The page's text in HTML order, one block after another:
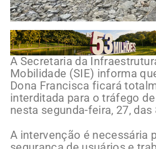
A Secretaria da
Mobilidade (SIE) informa
Dona Francisca ficará
interditada para o tráfego
nesta segunda-feira, 27, das
A intervenção é necessária